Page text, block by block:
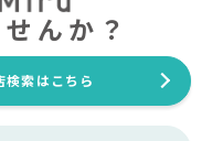
んか？
索はこちら